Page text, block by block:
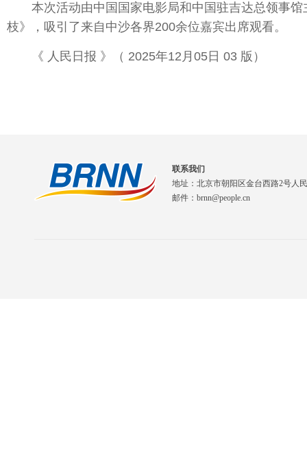
本次活动由中国国家电影局和中国驻吉达总领事馆
枝》，吸引了来自中沙各界200余位嘉宾出席观看。
《 人民日报 》（ 2025年12月05日 03 版）
联系我们
地址：北京市朝阳区金台西路2号人
邮件：brnn@people.cn